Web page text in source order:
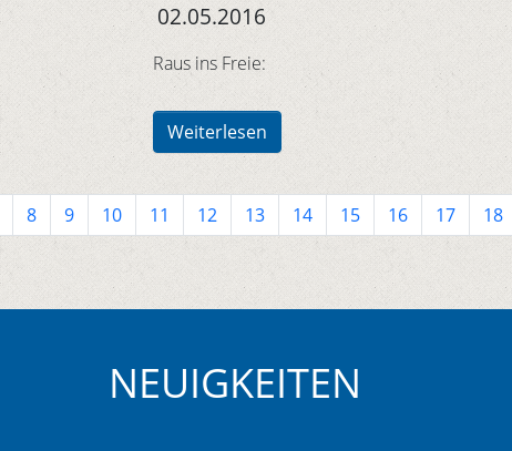
02.05.2016
Raus ins Freie:
Weiterlesen
8 9 10 11 12 13 14 15 16 17 18
NEUIGKEITEN